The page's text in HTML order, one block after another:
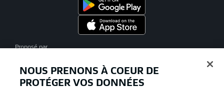
Proposé par
NOUS PRENONS À COEUR DE
PROTÉGER VOS DONNÉES